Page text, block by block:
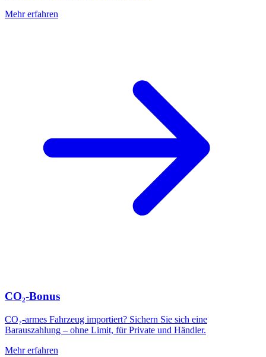
Mehr erfahren
CO₂-Bonus
CO₂-armes Fahrzeug importiert? Sichern Sie sich eine
Barauszahlung – ohne Limit, für Private und Händler.
Mehr erfahren